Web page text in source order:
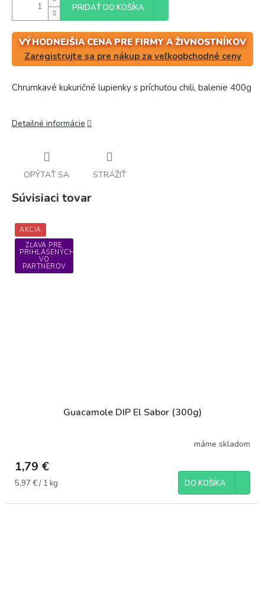
PRIDAŤ DO KOŠÍKA
VÝHODNEJŠIA CENA PRE FIRMY A ŽIVNOSTNÍKOV
Zaregistrujte sa pre nákup za veľkoobchodné ceny
Chrumkavé kukuričné lupienky s príchuťou chili, balenie 400g
Detailné informácie
OPÝTAŤ SA STRÁŽIŤ
Súvisiaci tovar
AKCIA
ZĽAVA PRE
PRIHLÁSENÝCH
VO
PARTNEROV
Guacamole DIP El Sabor (300g)
máme skladom
1,79 €
Jednotková
5,97 € / 1 kg DO KOŠÍKA